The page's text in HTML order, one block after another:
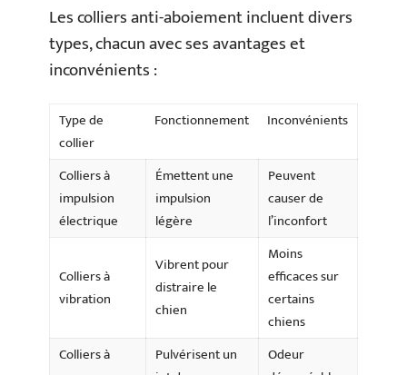
Les colliers anti-aboiement incluent divers
types, chacun avec ses avantages et
inconvénients :
Type de
collier
Fonctionnement Inconvénients
Colliers à
impulsion
électrique
Émettent une
impulsion
légère
Peuvent
causer de
l’inconfort
Colliers à
vibration
Vibrent pour
distraire le
chien
Moins
efficaces sur
certains
chiens
Colliers à
Pulvérisent un
Odeur